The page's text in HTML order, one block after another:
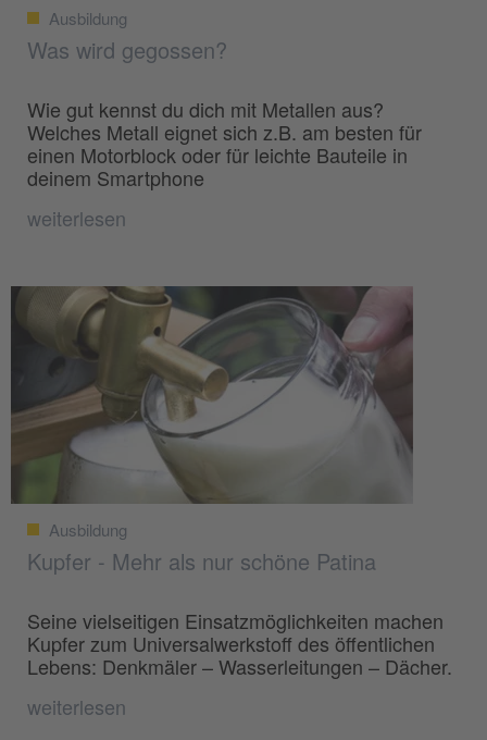
Ausbildung
Was wird gegossen?
Wie gut kennst du dich mit Metallen aus?
Welches Metall eignet sich z.B. am besten für
einen Motorblock oder für leichte Bauteile in
deinem Smartphone
weiterlesen
Ausbildung
Kupfer - Mehr als nur schöne Patina
Seine vielseitigen Einsatzmöglichkeiten machen
Kupfer zum Universalwerkstoff des öffentlichen
Lebens: Denkmäler – Wasserleitungen – Dächer.
weiterlesen